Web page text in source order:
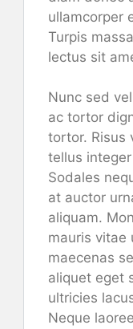
ullamcorper
Turpis
lectus sit
Nunc sed
ac tortor
tortor. Risus
tellus
Sodales
at auctor
aliquam.
mauris vitae
maecenas
aliquet eget
ultricies
Neque